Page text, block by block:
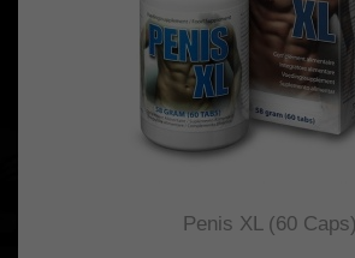
Penis XL (60 Caps)